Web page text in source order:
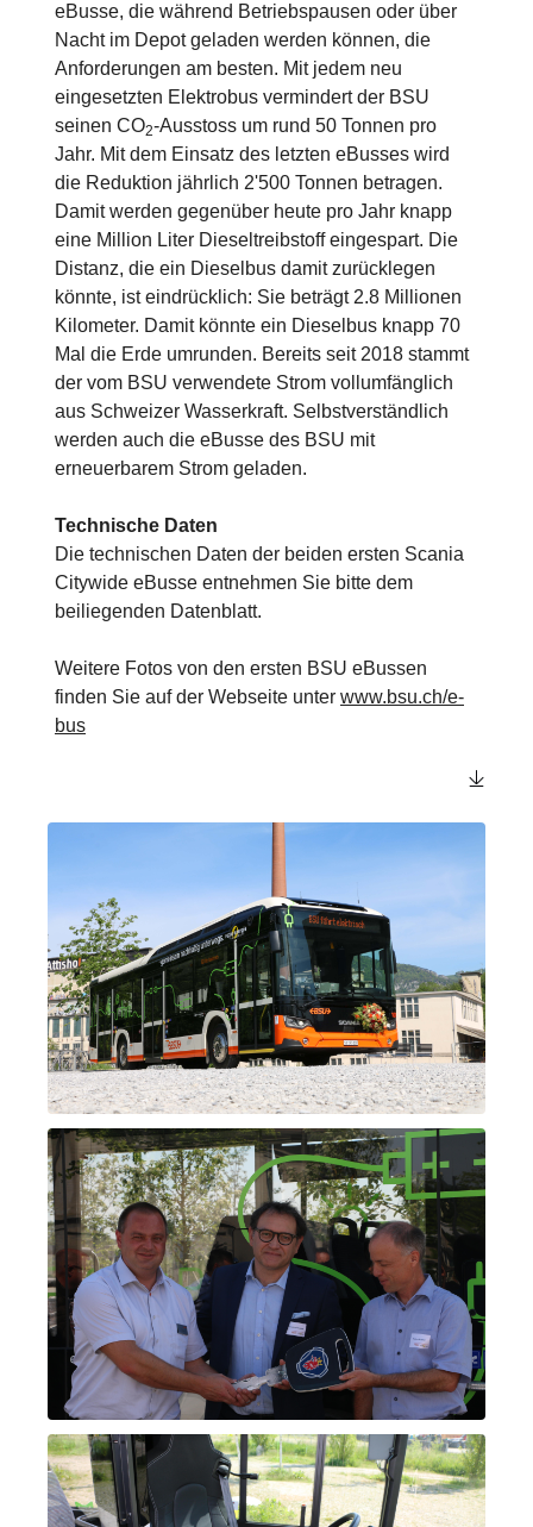
eBusse, die während Betriebspausen oder über
Nacht im Depot geladen werden können, die
Anforderungen am besten. Mit jedem neu
eingesetzten Elektrobus vermindert der BSU
seinen CO2-Ausstoss um rund 50 Tonnen pro
Jahr. Mit dem Einsatz des letzten eBusses wird
die Reduktion jährlich 2'500 Tonnen betragen.
Damit werden gegenüber heute pro Jahr knapp
eine Million Liter Dieseltreibstoff eingespart. Die
Distanz, die ein Dieselbus damit zurücklegen
könnte, ist eindrücklich: Sie beträgt 2.8 Millionen
Kilometer. Damit könnte ein Dieselbus knapp 70
Mal die Erde umrunden. Bereits seit 2018 stammt
der vom BSU verwendete Strom vollumfänglich
aus Schweizer Wasserkraft. Selbstverständlich
werden auch die eBusse des BSU mit
erneuerbarem Strom geladen.
Technische Daten
Die technischen Daten der beiden ersten Scania
Citywide eBusse entnehmen Sie bitte dem
beiliegenden Datenblatt.
Weitere Fotos von den ersten BSU eBussen
finden Sie auf der Webseite unter www.bsu.ch/e-
bus